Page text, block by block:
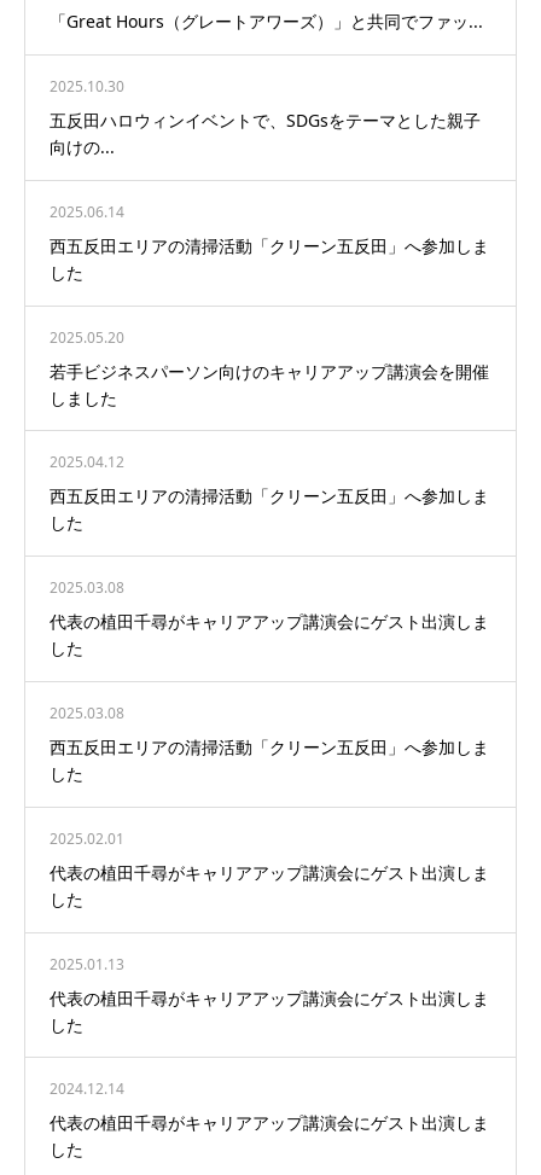
「Great Hours（グレートアワーズ）」と共同でファッ...
2025.10.30
五反田ハロウィンイベントで、SDGsをテーマとした親子
向けの...
2025.06.14
西五反田エリアの清掃活動「クリーン五反田」へ参加しま
した
2025.05.20
若手ビジネスパーソン向けのキャリアアップ講演会を開催
しました
2025.04.12
西五反田エリアの清掃活動「クリーン五反田」へ参加しま
した
2025.03.08
代表の植田千尋がキャリアアップ講演会にゲスト出演しま
した
2025.03.08
西五反田エリアの清掃活動「クリーン五反田」へ参加しま
した
2025.02.01
代表の植田千尋がキャリアアップ講演会にゲスト出演しま
した
2025.01.13
代表の植田千尋がキャリアアップ講演会にゲスト出演しま
した
2024.12.14
代表の植田千尋がキャリアアップ講演会にゲスト出演しま
した